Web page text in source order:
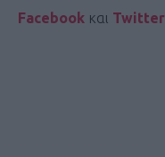
Facebook και Twitter